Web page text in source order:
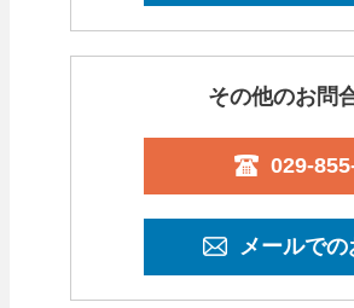
その他のお問
029-
メールで